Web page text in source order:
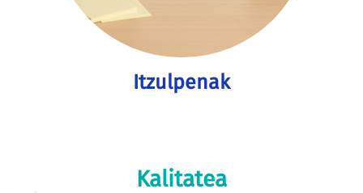
Itzulpenak
Kalitatea